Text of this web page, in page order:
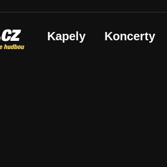
Kapely Koncerty